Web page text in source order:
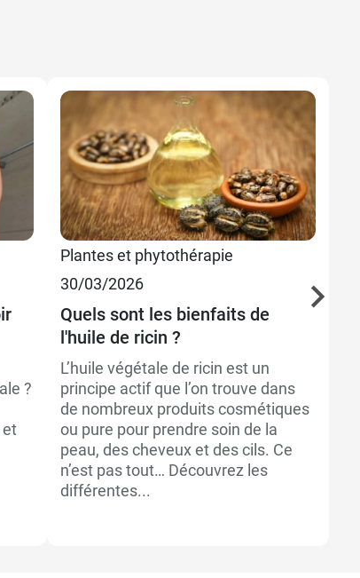
?
et
Plantes et phytothérapie
30/03/2026
Quels sont les bienfaits de
l'huile de ricin ?
L’huile végétale de ricin est un
principe actif que l’on trouve dans
de nombreux produits cosmétiques
ou pure pour prendre soin de la
peau, des cheveux et des cils. Ce
n’est pas tout… Découvrez les
différentes...